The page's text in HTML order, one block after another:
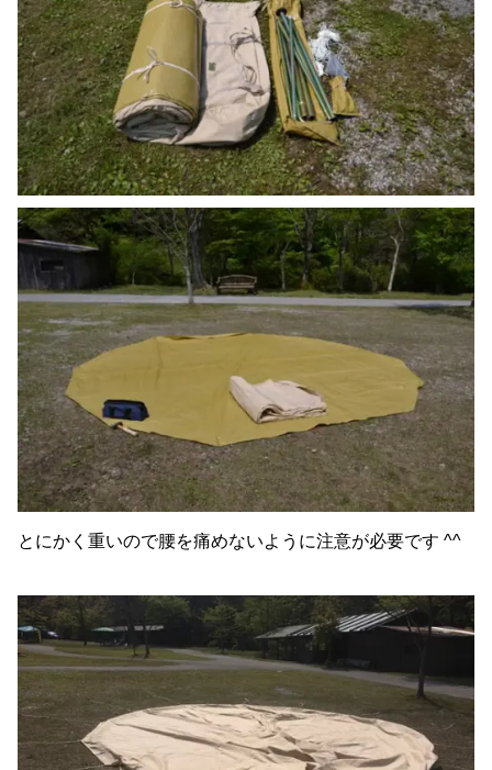
とにかく重いので腰を痛めないように注意が必要です ^^